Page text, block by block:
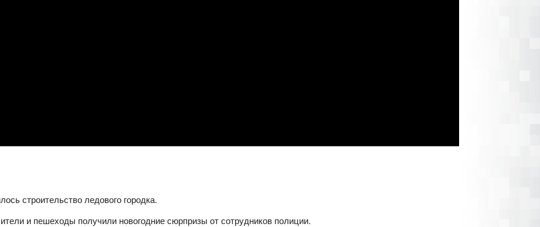
строительство ледового городка.
и пешеходы получили новогодние сюрпризы от сотрудников полиции.